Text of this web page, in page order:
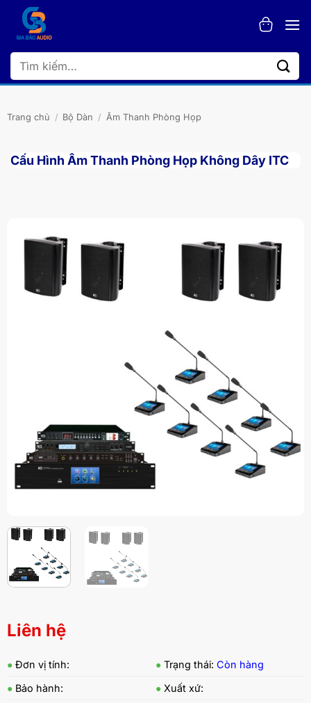
dung
Tìm
kiếm:
Trang chủ / Bộ Dàn / Âm Thanh Phòng Họp
Cấu Hình Âm Thanh Phòng Họp Không Dây ITC
Liên hệ
● Đơn vị tính: ● Trạng thái: Còn hàng
● Bảo hành: ● Xuất xứ: